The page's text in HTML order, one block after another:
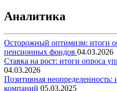
Аналитика
Осторожный оптимизм: итоги
пенсионных фондов 04.03.2026
Ставка на рост: итоги опроса
04.03.2026
Позитивная
компаний 05.03.2025